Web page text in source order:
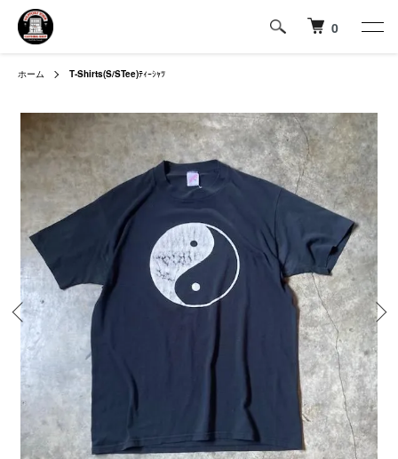
0
ホーム T-Shirts(S/STee)ﾃｨｰｼｬﾂ